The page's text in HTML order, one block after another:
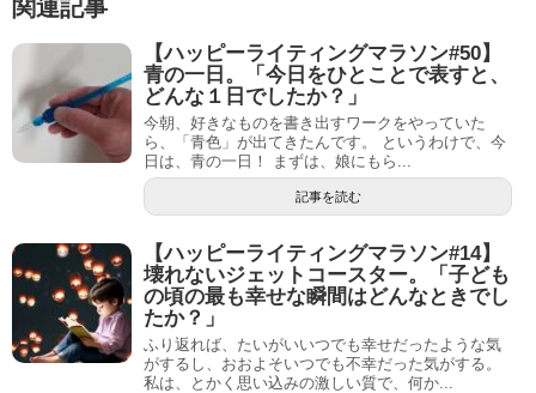
関連記事
【ハッピーライティングマラソン#50】
青の一日。「今日をひとことで表すと、
どんな１日でしたか？」
今朝、好きなものを書き出すワークをやっていた
ら、「青色」が出てきたんです。 というわけで、今
日は、青の一日！ まずは、娘にもら...
記事を読む
【ハッピーライティングマラソン#14】
壊れないジェットコースター。「子ども
の頃の最も幸せな瞬間はどんなときでし
たか？」
ふり返れば、たいがいいつでも幸せだったような気
がするし、おおよそいつでも不幸だった気がする。
私は、とかく思い込みの激しい質で、何か...